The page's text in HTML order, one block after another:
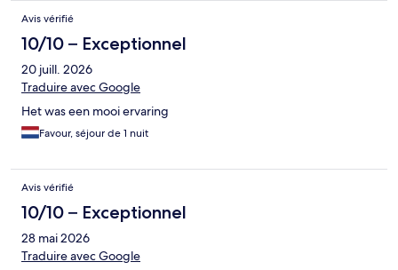
Avis vérifié
10/10 – Exceptionnel
20 juill. 2026
Traduire avec Google
Het was een mooi ervaring
Favour, séjour de 1 nuit
Avis vérifié
10/10 – Exceptionnel
28 mai 2026
Traduire avec Google